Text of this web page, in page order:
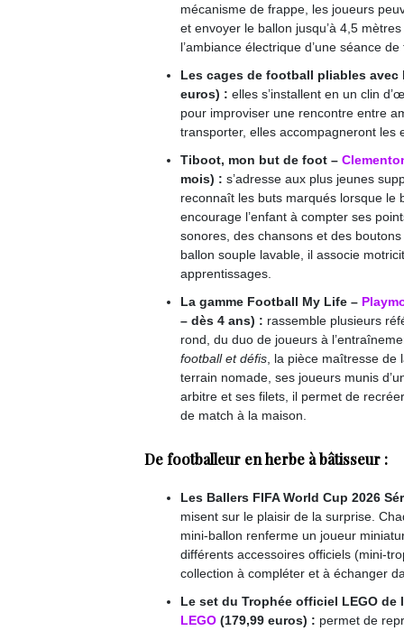
mécanisme de frappe, les joueurs
et envoyer le ballon jusqu’à 4,5
l’ambiance électrique d’une séance
Les cages de football pliables
euros) : elles s’installent en un clin
pour improviser une rencontre entre
transporter, elles accompagneront les
Tiboot, mon but de foot –
mois) : s’adresse aux plus jeunes
reconnaît les buts marqués lorsque le
encourage l’enfant à compter ses
sonores, des chansons et des
ballon souple lavable, il associe
apprentissages.
La gamme Football My Life –
– dès 4 ans) : rassemble plusieurs
rond, du duo de joueurs à
football et défis, la pièce maîtresse de
terrain nomade, ses joueurs munis
arbitre et ses filets, il permet de
de match à la maison.
De footballeur en herbe à bâtisseur :
Les Ballers FIFA World Cup 2026
misent sur le plaisir de la surprise.
mini-ballon renferme un joueur
différents accessoires officiels (mini-
collection à compléter et à échanger
Le set du Trophée officiel LEGO de
LEGO (179,99 euros) : permet de